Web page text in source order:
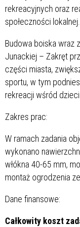
rekreacyjnych oraz
społeczności lokalnej.
Budowa boiska wraz
Junackiej – Zakręt
części miasta,
sportu, w tym
rekreacji wśród dzieci
Zakres prac:
W ramach zadania
wykonano
włókna 40-65 mm,
montaż ogrodzenia
Dane finansowe:
Całkowity koszt